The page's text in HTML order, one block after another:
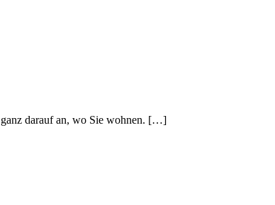
ganz darauf an, wo Sie wohnen. […]